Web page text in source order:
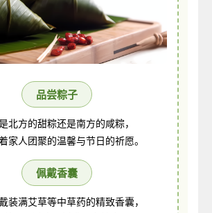
品尝粽子
北方的甜粽还是南方的咸粽，
家人团聚的温馨与节日的祈愿。
佩戴香囊
装满艾草等中草药的精致香囊，